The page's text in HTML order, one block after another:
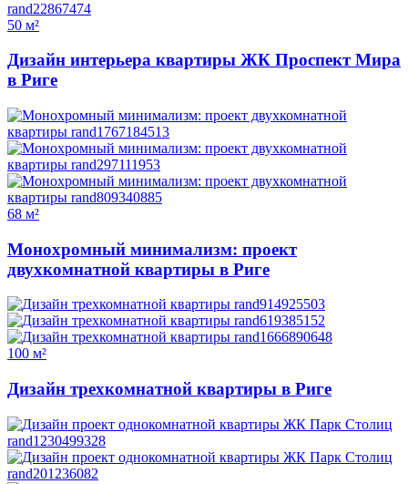
50 м²
Дизайн интерьера квартиры ЖК Проспект Мира
в Риге
68 м²
Монохромный минимализм: проект
двухкомнатной квартиры в Риге
100 м²
Дизайн трехкомнатной квартиры в Риге